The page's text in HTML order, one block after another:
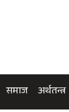
समाज अर्थतन्त्र